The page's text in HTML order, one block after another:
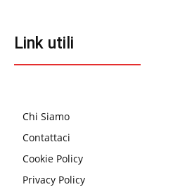
Link utili
Chi Siamo
Contattaci
Cookie Policy
Privacy Policy